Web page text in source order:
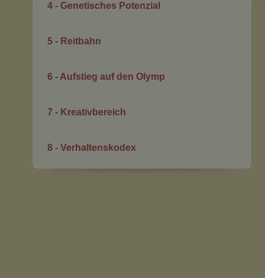
4 - Genetisches Potenzial
5 - Reitbahn
6 - Aufstieg auf den Olymp
7 - Kreativbereich
8 - Verhaltenskodex